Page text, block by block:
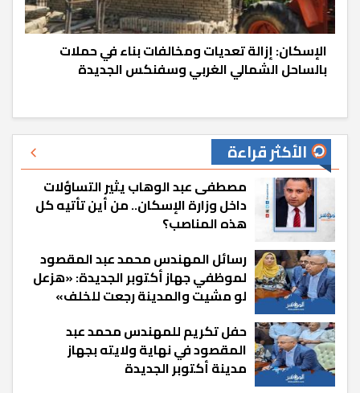
الإسكان: إزالة تعديات ومخالفات بناء في حملات
بالساحل الشمالي الغربي وسفنكس الجديدة
الأكثر قراءة
مصطفى عبد الوهاب يثير التساؤلات
داخل وزارة الإسكان.. من أين تأتيه كل
هذه المناصب؟
رسائل المهندس محمد عبد المقصود
لموظفي جهاز أكتوبر الجديدة: «هزعل
لو مشيت والمدينة رجعت للخلف»
حفل تكريم للمهندس محمد عبد
المقصود في نهاية ولايته بجهاز
مدينة أكتوبر الجديدة